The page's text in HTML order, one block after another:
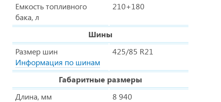
Емкость топливного
бака, л
210+180
Шины
Размер шин
Информация по шинам
425/85 R21
Габаритные размеры
Длина, мм
8 940